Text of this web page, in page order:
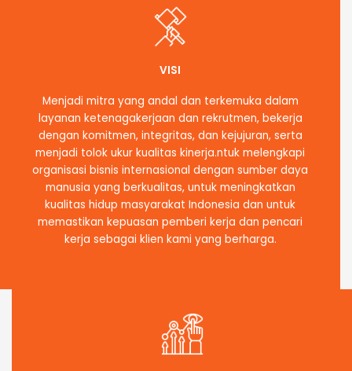
VISI
Menjadi mitra yang andal dan terkemuka dalam
layanan ketenagakerjaan dan rekrutmen, bekerja
dengan komitmen, integritas, dan kejujuran, serta
menjadi tolok ukur kualitas kinerja.ntuk melengkapi
organisasi bisnis internasional dengan sumber daya
manusia yang berkualitas, untuk meningkatkan
kualitas hidup masyarakat Indonesia dan untuk
memastikan kepuasan pemberi kerja dan pencari
kerja sebagai klien kami yang berharga.